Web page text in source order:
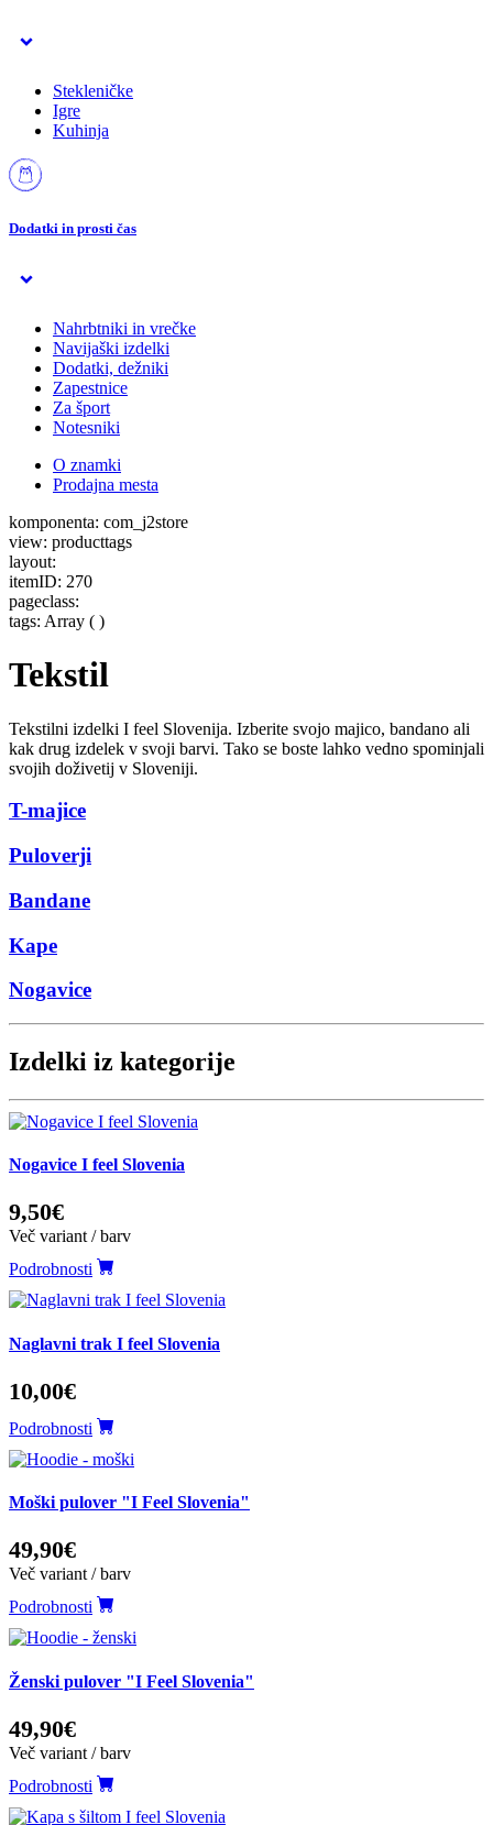
Stekleničke
Igre
Kuhinja
Dodatki in prosti čas
Nahrbtniki in vrečke
Navijaški izdelki
Dodatki, dežniki
Zapestnice
Za šport
Notesniki
O znamki
Prodajna mesta
komponenta: com_j2store
view: producttags
layout:
itemID: 270
pageclass:
tags: Array ( )
Tekstil
Tekstilni izdelki I feel Slovenija. Izberite svojo majico, bandano ali
kak drug izdelek v svoji barvi. Tako se boste lahko vedno spominjali
svojih doživetij v Sloveniji.
T-majice
Puloverji
Bandane
Kape
Nogavice
Izdelki iz kategorije
Nogavice I feel Slovenia
9,50€
Več variant / barv
Podrobnosti
Naglavni trak I feel Slovenia
10,00€
Podrobnosti
Moški pulover "I Feel Slovenia"
49,90€
Več variant / barv
Podrobnosti
Ženski pulover "I Feel Slovenia"
49,90€
Več variant / barv
Podrobnosti